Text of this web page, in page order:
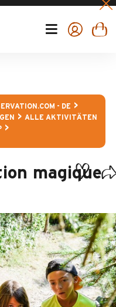
- DE
ALLE AKTIVITÄTEN
magique